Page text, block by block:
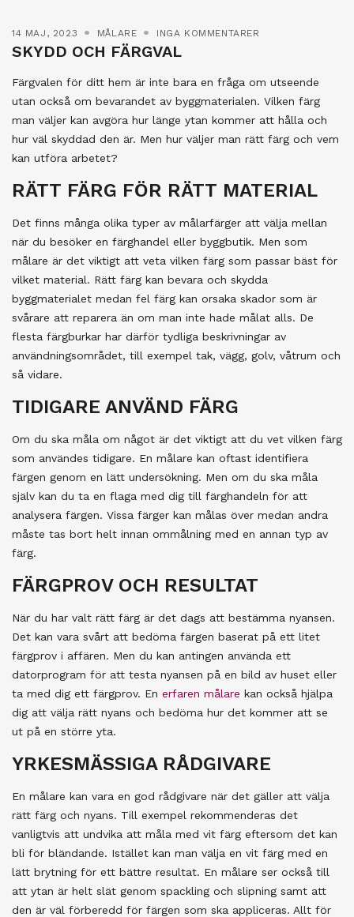
14 MAJ, 2023 MÅLARE INGA KOMMENTARER
SKYDD OCH FÄRGVAL
Färgvalen för ditt hem är inte bara en fråga om utseende
utan också om bevarandet av byggmaterialen. Vilken färg
man väljer kan avgöra hur länge ytan kommer att hålla och
hur väl skyddad den är. Men hur väljer man rätt färg och vem
kan utföra arbetet?
RÄTT FÄRG FÖR RÄTT MATERIAL
Det finns många olika typer av målarfärger att välja mellan
när du besöker en färghandel eller byggbutik. Men som
målare är det viktigt att veta vilken färg som passar bäst för
vilket material. Rätt färg kan bevara och skydda
byggmaterialet medan fel färg kan orsaka skador som är
svårare att reparera än om man inte hade målat alls. De
flesta färgburkar har därför tydliga beskrivningar av
användningsområdet, till exempel tak, vägg, golv, våtrum och
så vidare.
TIDIGARE ANVÄND FÄRG
Om du ska måla om något är det viktigt att du vet vilken färg
som användes tidigare. En målare kan oftast identifiera
färgen genom en lätt undersökning. Men om du ska måla
själv kan du ta en flaga med dig till färghandeln för att
analysera färgen. Vissa färger kan målas över medan andra
måste tas bort helt innan ommålning med en annan typ av
färg.
FÄRGPROV OCH RESULTAT
När du har valt rätt färg är det dags att bestämma nyansen.
Det kan vara svårt att bedöma färgen baserat på ett litet
färgprov i affären. Men du kan antingen använda ett
datorprogram för att testa nyansen på en bild av huset eller
ta med dig ett färgprov. En erfaren målare kan också hjälpa
dig att välja rätt nyans och bedöma hur det kommer att se
ut på en större yta.
YRKESMÄSSIGA RÅDGIVARE
En målare kan vara en god rådgivare när det gäller att välja
rätt färg och nyans. Till exempel rekommenderas det
vanligtvis att undvika att måla med vit färg eftersom det kan
bli för bländande. Istället kan man välja en vit färg med en
lätt brytning för ett bättre resultat. En målare ser också till
att ytan är helt slät genom spackling och slipning samt att
den är väl förberedd för färgen som ska appliceras. Allt för